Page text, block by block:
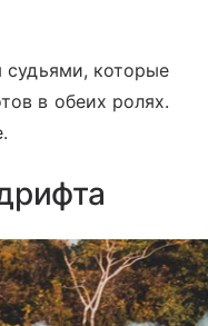
судьями, которые
в обеих ролях.